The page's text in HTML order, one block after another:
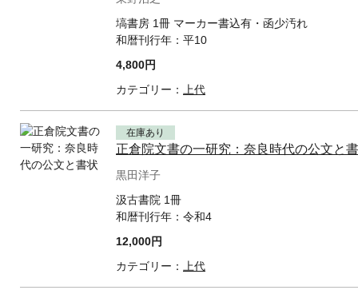
塙書房 1冊 マーカー書込有・函少汚れ
和暦刊行年： 平10
4,800円
カテゴリー： 上代
在庫あり
正倉院文書の一研究：奈良時代の公文と
黒田洋子
汲古書院 1冊
和暦刊行年： 令和4
12,000円
カテゴリー： 上代